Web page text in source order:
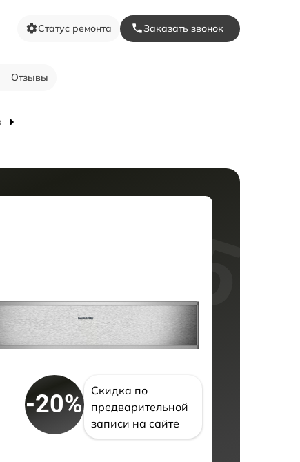
Статус ремонта Заказать звонок
Отзывы
-20%
Скидка по
предварительной
записи на сайте